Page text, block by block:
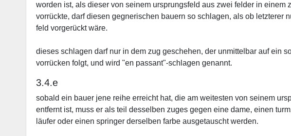
worden ist, als dieser von seinem ursprungsfeld aus zwei felder in einem
vorrückte, darf diesen gegnerischen bauern so schlagen, als ob letzterer
feld vorgerückt wäre.
dieses schlagen darf nur in dem zug geschehen, der unmittelbar auf ein
vorrücken folgt, und wird "en passant"-schlagen genannt.
3.4.e
sobald ein bauer jene reihe erreicht hat, die am weitesten von seinem
entfernt ist, muss er als teil desselben zuges gegen eine dame, einen
läufer oder einen springer derselben farbe ausgetauscht werden.